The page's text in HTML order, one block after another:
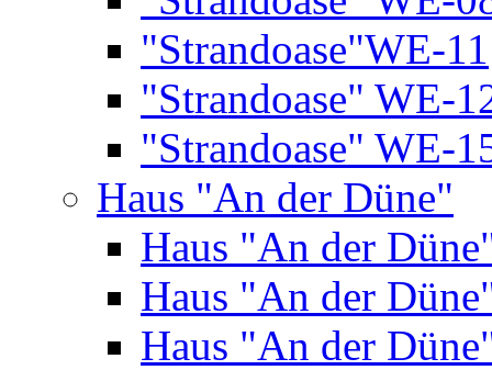
"Strandoase"WE-11
"Strandoase" WE-
"Strandoase" WE-
Haus "An der Düne"
Haus "An der
Haus "An der
Haus "An der